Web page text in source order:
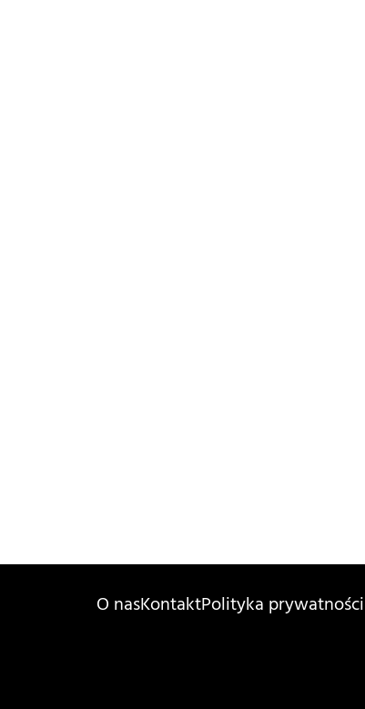
O nasKontaktPolityka prywatności